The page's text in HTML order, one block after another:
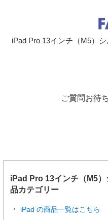
iPad Pro 13インチ（M5）
ご質問お待
iPad Pro 13インチ（M5
品カテゴリー
iPad の商品一覧はこちら